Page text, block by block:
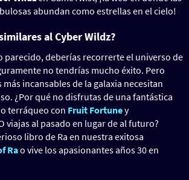
abundan como estrellas en el cielo!
al Cyber Wildz?
parecido, deberías recorrerte el universo de
no tendrías mucho éxito. Pero
incansables de la galaxia necesitan
¿Por qué no disfrutas de una fantástica
terráqueo con Fruit Fortuney
viajas al pasado en lugar de al futuro?
libro de Ra en nuestra exitosa
Rao vive los apasionantes años 30 en